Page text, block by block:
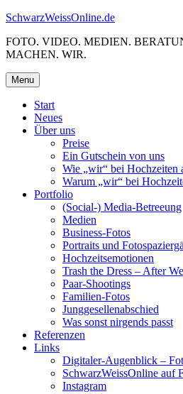
Skip
content
SchwarzWeissOnline.de
FOTO. VIDEO. MEDIEN.
MACHEN. WIR.
Menu
Start
Neues
Über uns
Preise
Ein Gutschein von uns
Wie „wir“ bei Hochzeiten
Warum „wir“ bei
Portfolio
(Social-) Media-Betreeung
Medien
Business-Fotos
Portraits und
Hochzeitsemotionen
Trash the Dress – After
Paar-Shootings
Familien-Fotos
Junggesellenabschied
Was sonst nirgends passt
Referenzen
Links
Digitaler-Augenblick –
SchwarzWeissOnline auf
Instagram